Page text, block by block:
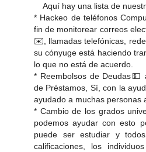
Aquí hay una lista de
* Hackeo de teléfonos
fin de monitorear correos
✉️, llamadas telefónicas,
su cónyuge está haciendo
lo que no está de acuerdo.
* Reembolsos de Deudas💵
de Préstamos, Sí, con la
ayudado a muchas personas
* Cambio de los grados
podemos ayudar con esto
puede ser estudiar y
calificaciones, los